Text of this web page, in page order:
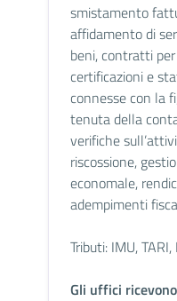
smistamento
affidamento di
beni, contratti
certificazioni e
connesse con la
tenuta della
verifiche
riscossione,
economale,
adempimenti
Tributi: IMU,
Gli uffici